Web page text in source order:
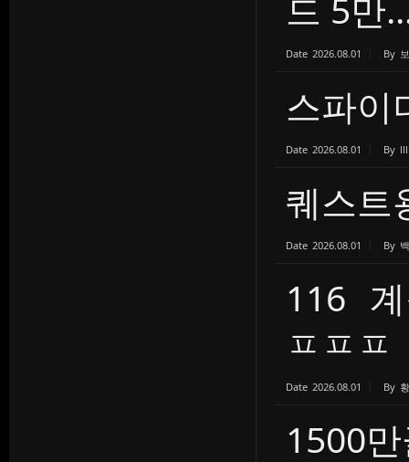
Date 2026.08.01 By
스파이
Date 2026.08.01 By
퀘스트
Date 2026.08.01 By
116
ㅍㅍㅍ
Date 2026.08.01 By
1500